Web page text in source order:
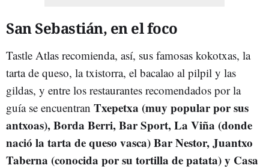
San Sebastián, en el foco
Tastle Atlas recomienda, así, sus famosas kokotxas, la
tarta de queso, la txistorra, el bacalao al pilpil y las
gildas, y entre los restaurantes recomendados por la
guía se encuentran Txepetxa (muy popular por sus
antxoas), Borda Berri, Bar Sport, La Viña (donde
nació la tarta de queso vasca) Bar Nestor, Juantxo
Taberna (conocida por su tortilla de patata) y Casa